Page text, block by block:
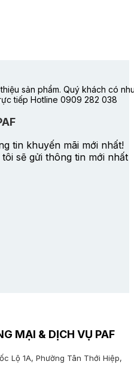
sản phẩm. Quý khách có
tiếp Hotline 0909 282 038
tin khuyến mãi mới nhất!
sẽ gửi thông tin mới nhất
MẠI & DỊCH VỤ PAF
Lộ 1A, Phường Tân Thới Hiệp,